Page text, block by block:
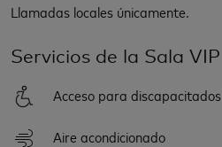
Llamadas locales únicamente.
Servicios de la Sala VIP
Acceso para discapacitados
Aire acondicionado